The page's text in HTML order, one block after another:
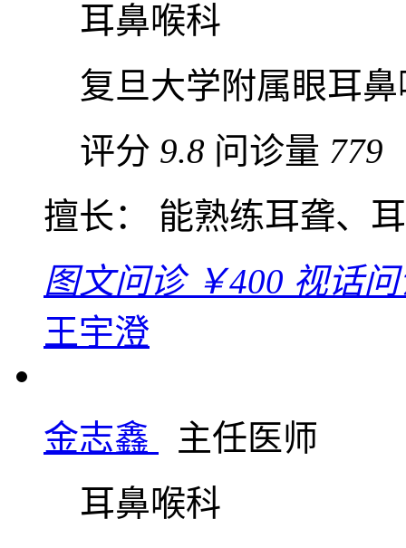
耳鼻喉科
复旦大学附属眼耳
评分 9.8 问诊量 779
擅长： 能熟练耳聋、
图文问诊 ￥400 视话
王宇澄
金志鑫
主任医师
耳鼻喉科